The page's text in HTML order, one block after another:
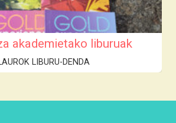
akademietako liburuak
LIBURU-DENDA